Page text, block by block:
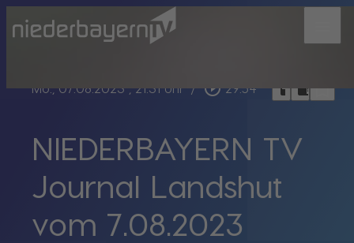
Mo., 07.08.2023, 21:31 Uhr / play_circle_outline 29:54 headphoneschrome_reader_modebookmark_border
NIEDERBAYERN TV
Journal Landshut
vom 7.08.2023